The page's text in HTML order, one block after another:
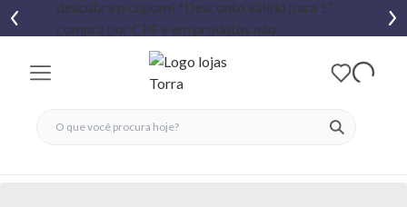
ver
fechar menu
fechar menu
favoritos